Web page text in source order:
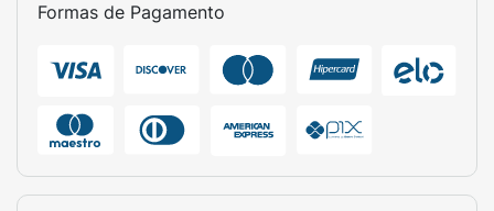
Formas de Pagamento